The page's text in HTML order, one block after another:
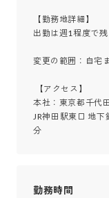
【勤務地詳細】
出勤は週1程度で
変更の範囲：自宅
本社：東京都千代
JR神田駅東口 地
分
勤務時間